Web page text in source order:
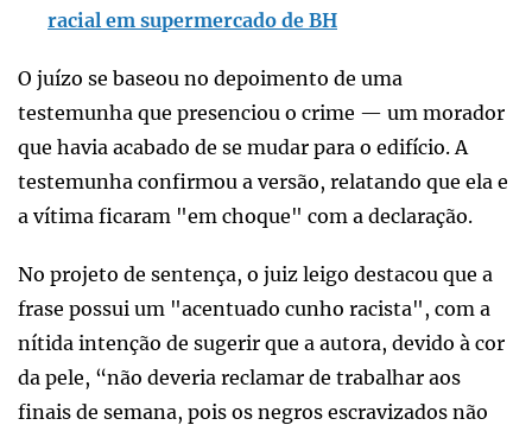
racial em supermercado de BH
O juízo se baseou no depoimento de uma
testemunha que presenciou o crime — um morador
que havia acabado de se mudar para o edifício. A
testemunha confirmou a versão, relatando que ela e
a vítima ficaram "em choque" com a declaração.
No projeto de sentença, o juiz leigo destacou que a
frase possui um "acentuado cunho racista", com a
nítida intenção de sugerir que a autora, devido à cor
da pele, “não deveria reclamar de trabalhar aos
finais de semana, pois os negros escravizados não